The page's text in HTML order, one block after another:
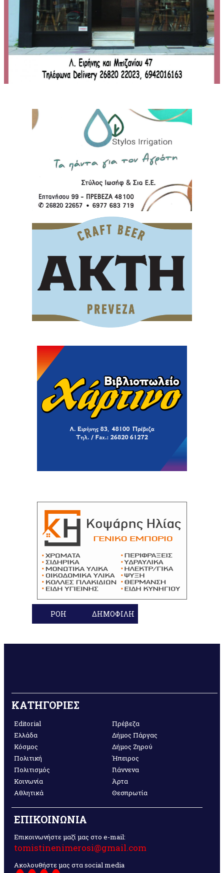
ΡΟΗ ΔΗΜΟΦΙΛΗ
ΚΑΤΗΓΟΡΙΕΣ
Editorial
Ελλάδα
Κόσμος
Πολιτική
Πολιτισμός
Κοινωνία
Αθλητικά
Πρέβεζα
Δήμος Πάργας
Δήμος Ζηρού
Ήπειρος
Γιάννενα
Άρτα
Θεσπρωτία
ΕΠΙΚΟΙΝΩΝΙΑ
Επικοινωνήστε μαζί μας στο e-mail:
tomistinenimerosi@gmail.com
Ακολουθήστε μας στα social media